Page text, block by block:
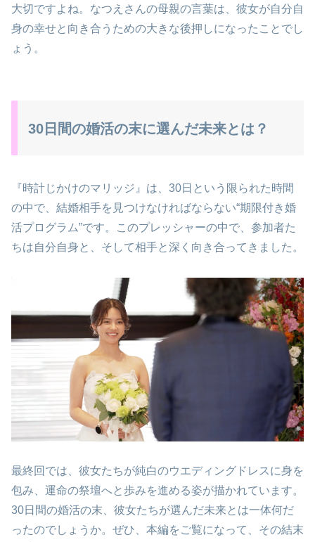
大切ですよね。なつえさんの母親の言葉は、彼女が自分自
身の幸せと向き合うための大きな後押しになったことでし
ょう。
30日間の婚活の末に選んだ未来とは？
『時計じかけのマリッジ』は、30日という限られた時間
の中で、結婚相手を見つけなければならない“期限付き婚
活プログラム”です。このプレッシャーの中で、参加者た
ちは自分自身と、そして相手と深く向き合ってきました。
最終回では、彼女たちが純白のウエディングドレスに身を
包み、運命の祭壇へと歩みを進める姿が描かれています。
30日間の婚活の末、彼女たちが選んだ未来とは一体何だ
ったのでしょうか。ぜひ、本編をご覧になって、その結末